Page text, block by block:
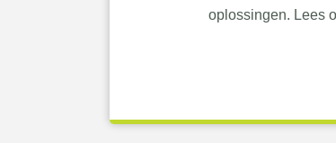
oplossingen. Lees